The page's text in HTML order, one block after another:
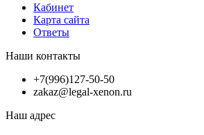
Кабинет
Карта сайта
Ответы
Наши контакты
+7(996)127-50-50
zakaz@legal-xenon.ru
Наш адрес